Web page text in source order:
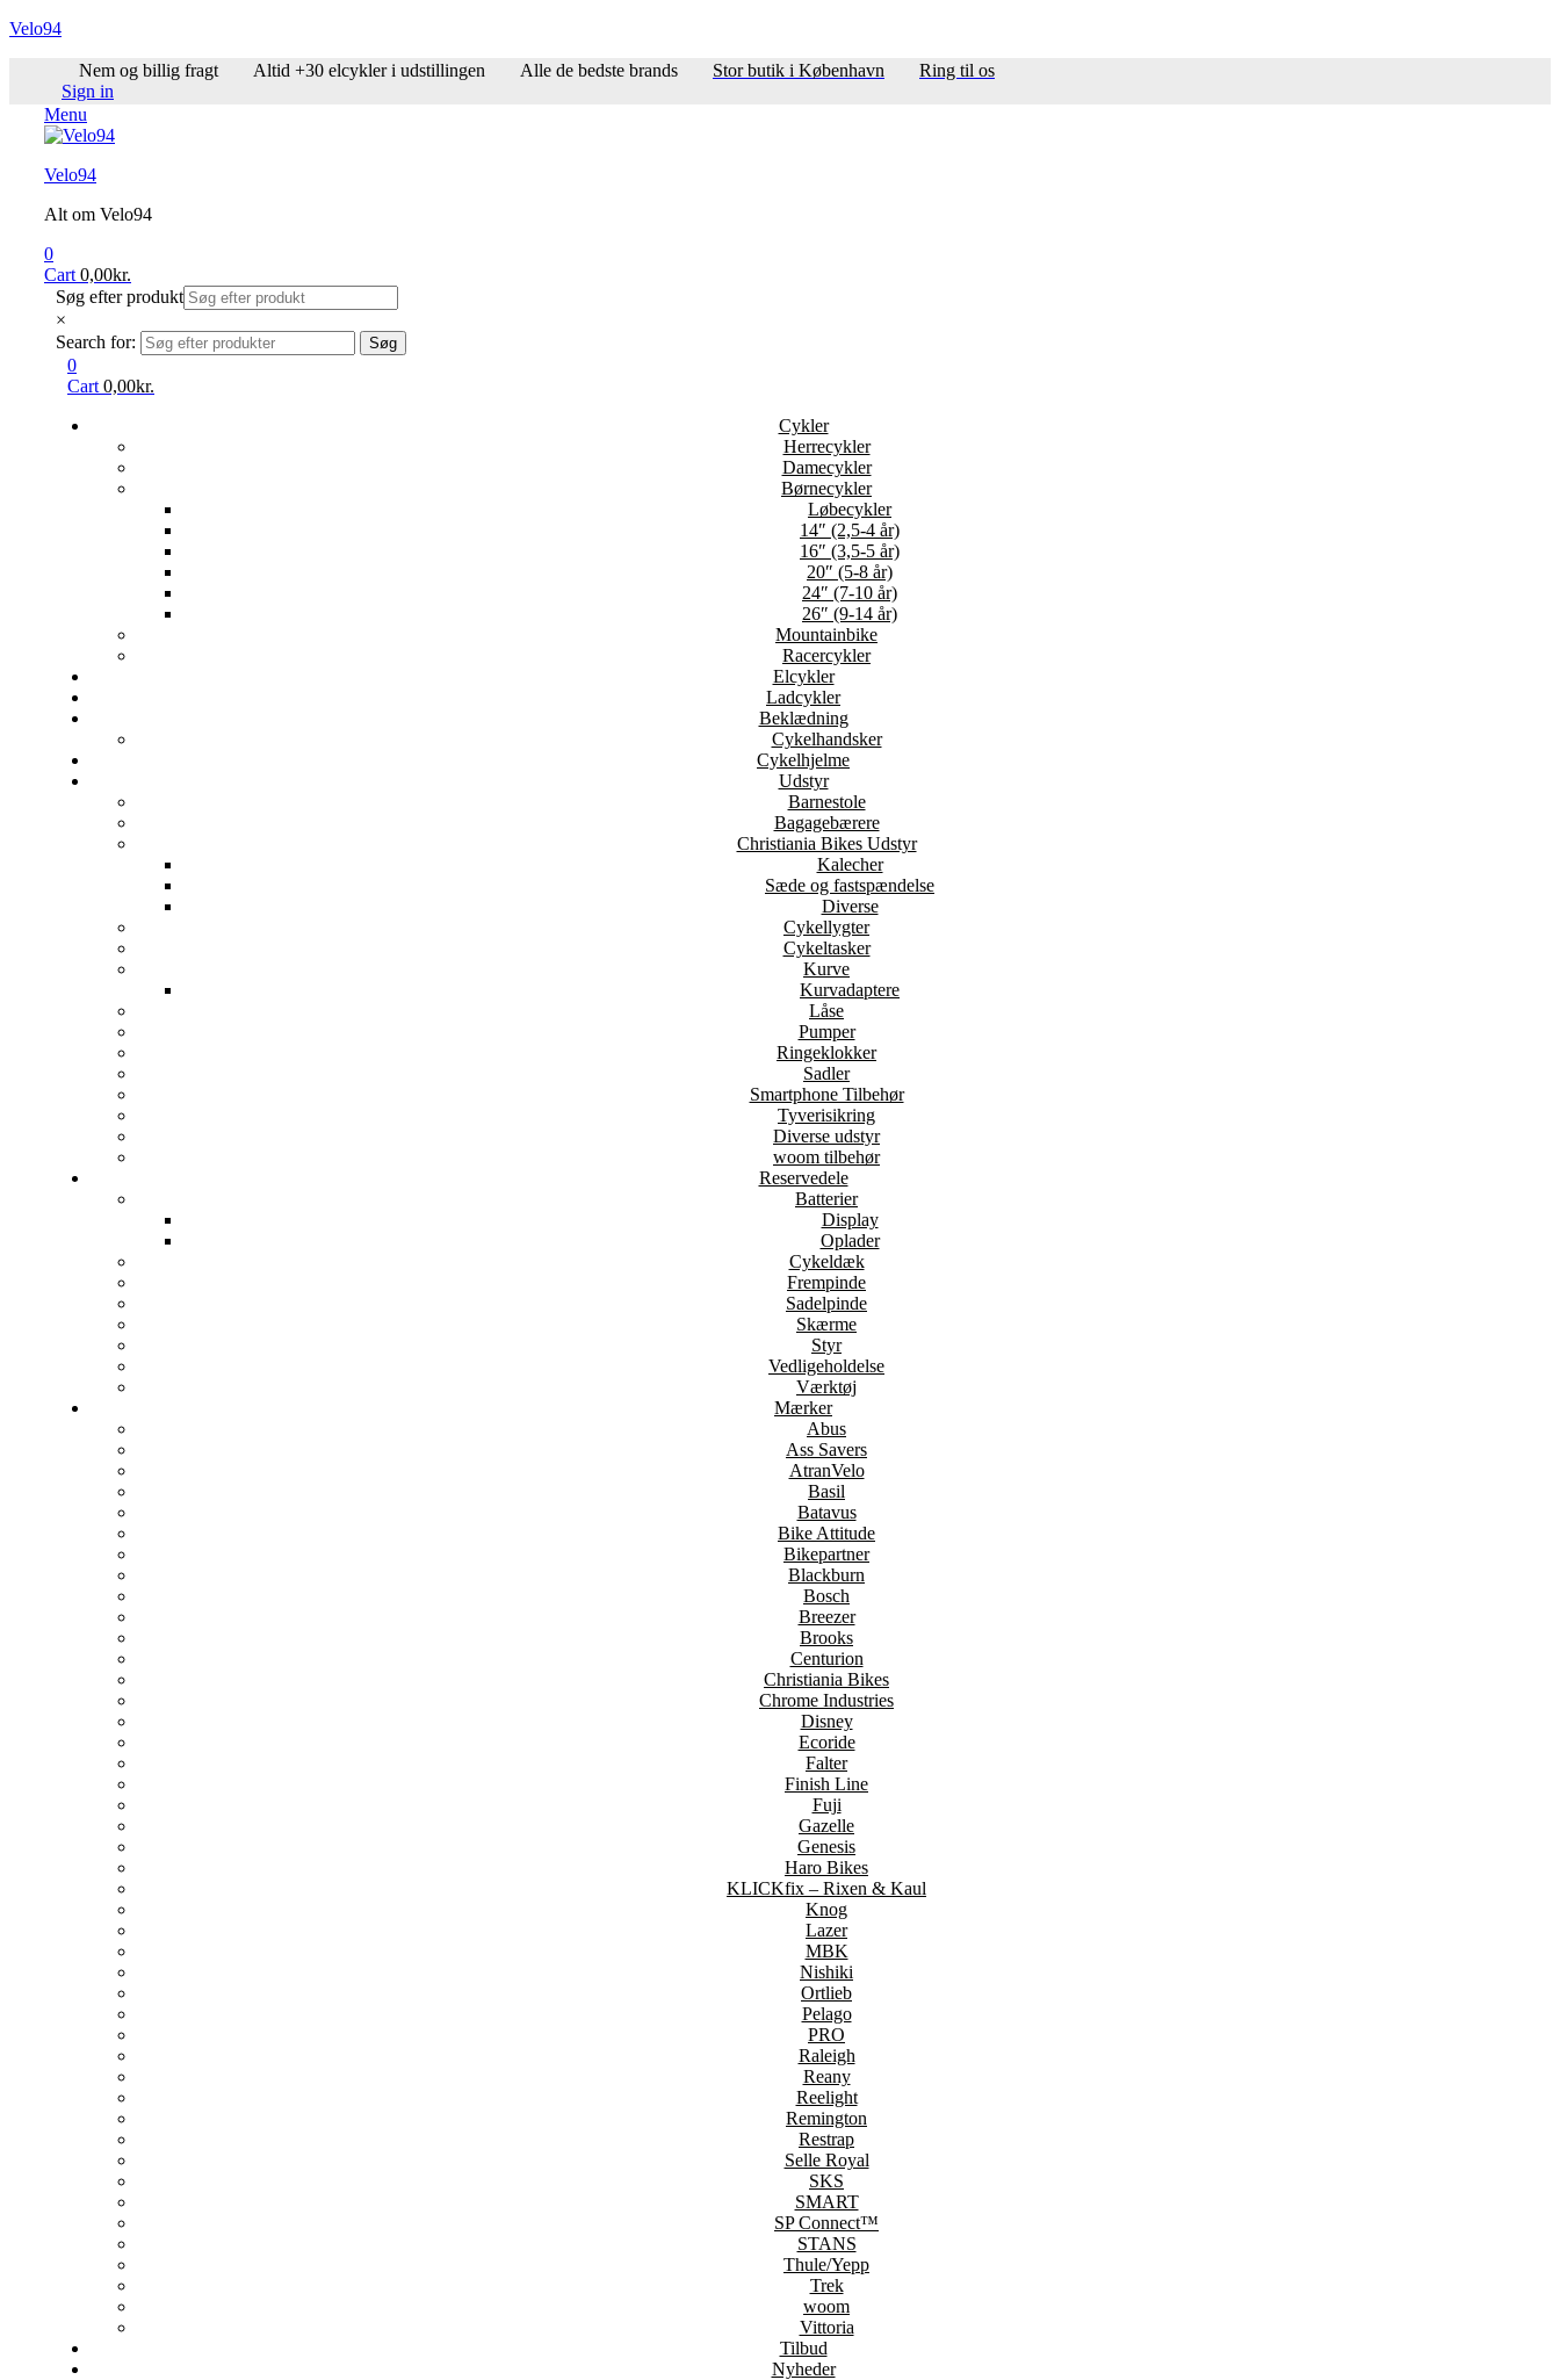
Velo94
Nem og billig fragt Altid +30 elcykler i udstillingen Alle de bedste brands Stor butik i København
Ring til os
Sign in
Menu
Velo94
Alt om Velo94
0
Cart 0,00kr.
Søg efter produkt
×
Search for:
Søg
0
Cart 0,00kr.
Cykler
Herrecykler
Damecykler
Børnecykler
Løbecykler
14″ (2,5-4 år)
16″ (3,5-5 år)
20″ (5-8 år)
24″ (7-10 år)
26″ (9-14 år)
Mountainbike
Racercykler
Elcykler
Ladcykler
Beklædning
Cykelhandsker
Cykelhjelme
Udstyr
Barnestole
Bagagebærere
Christiania Bikes Udstyr
Kalecher
Sæde og fastspændelse
Diverse
Cykellygter
Cykeltasker
Kurve
Kurvadaptere
Låse
Pumper
Ringeklokker
Sadler
Smartphone Tilbehør
Tyverisikring
Diverse udstyr
woom tilbehør
Reservedele
Batterier
Display
Oplader
Cykeldæk
Frempinde
Sadelpinde
Skærme
Styr
Vedligeholdelse
Værktøj
Mærker
Abus
Ass Savers
AtranVelo
Basil
Batavus
Bike Attitude
Bikepartner
Blackburn
Bosch
Breezer
Brooks
Centurion
Christiania Bikes
Chrome Industries
Disney
Ecoride
Falter
Finish Line
Fuji
Gazelle
Genesis
Haro Bikes
KLICKfix – Rixen & Kaul
Knog
Lazer
MBK
Nishiki
Ortlieb
Pelago
PRO
Raleigh
Reany
Reelight
Remington
Restrap
Selle Royal
SKS
SMART
SP Connect™
STANS
Thule/Yepp
Trek
woom
Vittoria
Tilbud
Nyheder